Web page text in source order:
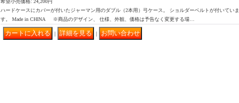
希望小売価格: 24,200円
ハードケースにカバーが付いたジャーマン用のダブル（2本用）弓ケース。 ショルダーベルトが付いていま
す。 Made in CHINA ※商品のデザイン、 仕様、外観、価格は予告なく変更する場…
｜ ｜